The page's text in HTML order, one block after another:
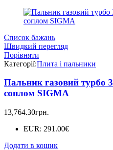
Список бажань
Швидкий перегляд
Порівняти
Категорії:Плита і пальники
Пальник газовий турбо
соплом SIGMA
13,764.30грн.
EUR: 291.00€
Додати в кошик